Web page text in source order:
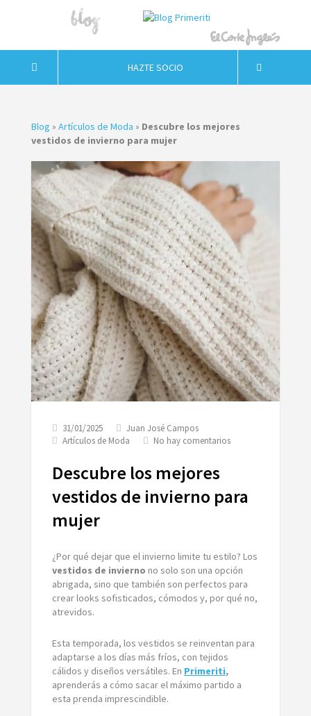
HAZTE SOCIO
Blog » Artículos de Moda » Descubre los mejores
vestidos de invierno para mujer
31/01/2025
Juan José Campos
Artículos de Moda
No hay comentariosen
de
Descubre los mejores
vestidos de invierno para
mujer
¿Por qué dejar que el invierno limite tu estilo? Los
vestidos de invierno no solo son una opción
abrigada, sino que también son perfectos para
crear looks sofisticados, cómodos y, por qué no,
atrevidos.
Esta temporada, los vestidos se reinventan para
adaptarse a los días más fríos, con tejidos
cálidos y diseños versátiles. En Primeriti,
aprenderás a cómo sacar el máximo partido a
esta prenda imprescindible.